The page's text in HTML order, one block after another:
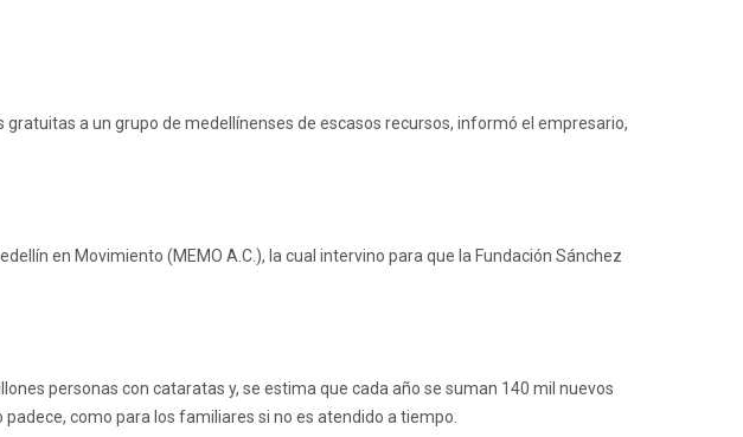
a un grupo de medellínenses de escasos recursos, informó el empresario,
en Movimiento (MEMO A.C.), la cual intervino para que la Fundación Sánchez
personas con cataratas y, se estima que cada año se suman 140 mil nuevos
como para los familiares si no es atendido a tiempo.